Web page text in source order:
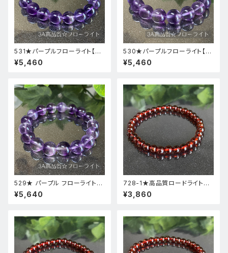
531★パープルフローライト【高
品質・高透明度】天然石パワース
トーンブレスレット新品
¥5,460
530★パープルフローライト【高
品質・高透明度】天然石パワース
トーンブレスレット新品
¥5,460
529★ パープル フローライト【
高品質 ・ 高透明度 】天然石 パ
ワーストーン ブレスレット 新品
¥5,640
728-1★高品質ロードライトガ
ーネット★天然石ブレスレットパ
ワーストーン新品
¥3,860